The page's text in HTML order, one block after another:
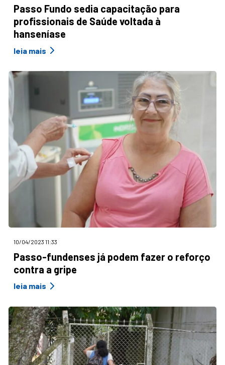
Passo Fundo sedia capacitação para
profissionais de Saúde voltada à
hanseníase
leia mais
10/04/2023 11:33
Passo-fundenses já podem fazer o reforço
contra a gripe
leia mais